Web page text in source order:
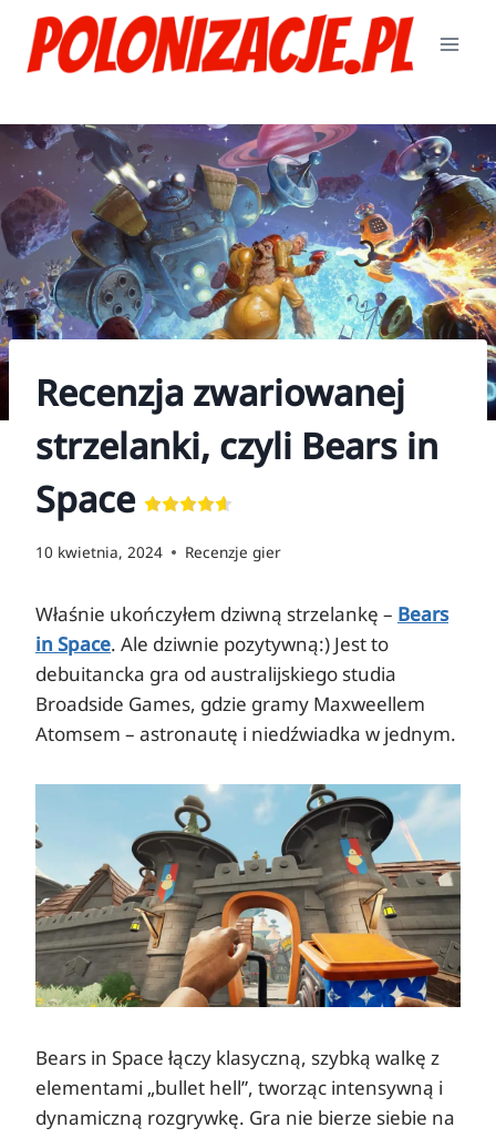
Przejdź
treści
Recenzja zwariowanej
strzelanki, czyli Bears in
Space
10 kwietnia, 2024 Recenzje gier
Właśnie ukończyłem dziwną strzelankę – Bears
in Space. Ale dziwnie pozytywną:) Jest to
debuitancka gra od australijskiego studia
Broadside Games, gdzie gramy Maxweellem
Atomsem – astronautę i niedźwiadka w jednym.
Bears in Space łączy klasyczną, szybką walkę z
elementami „bullet hell”, tworząc intensywną i
dynamiczną rozgrywkę. Gra nie bierze siebie na